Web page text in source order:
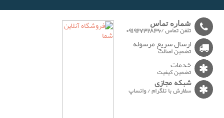
شماره تماس
تلفن تماس /09192732836
ارسال سریع مرسوله
تضمین اصالت
خدمات
تضمین کیفیت
شبکه مجازی
سفارش با تلگرام / واتساپ